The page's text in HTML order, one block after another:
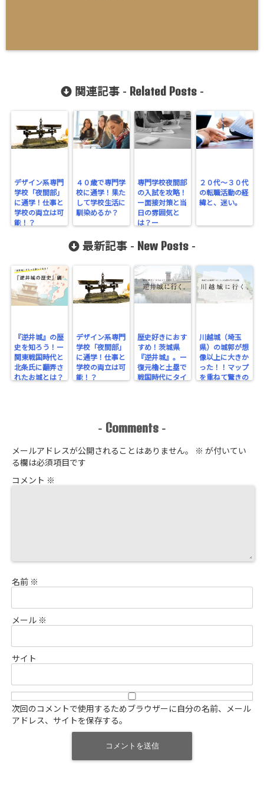
関連記事 - Related Posts-
デザイン系専門
学校「夜間部」
に通学！仕事と
学校の両立は可
能！？
４０歳で専門学
校に通学！果た
して学校生活に
馴染めるか？
専門学校夜間部
の入試を攻略！
ー面接対策と当
日の雰囲気と
は？ー
２０代〜３０代
の転職活動の経
緯と、迷い。
最新記事 - New Posts -
『逆井城』の歴
史を知ろう！ー
関東戦国時代と
北条氏に翻弄さ
れたお城とは？
デザイン系専門
学校「夜間部」
に通学！仕事と
学校の両立は可
能！？
歴史好きにおす
すめ！茨城県
『逆井城』。ー
復元櫓と土塁で
戦国時代にタイ
川越城（埼玉
県）の城郭が想
像以上に大きか
った！！マップ
を重ねて驚きの
- Comments -
メールアドレスが公開されることはありません。 ※ が付いてい
る欄は必須項目です
コメント ※
名前 ※
メール ※
サイト
次回のコメントで使用するためブラウザーに自分の名前、メール
アドレス、サイトを保存する。